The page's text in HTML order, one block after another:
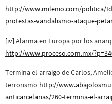
http://www.milenio.com/politica/
protestas-vandalismo-ataque-
[iv] Alarma en Europa por los
http://www.proceso.com.mx/
Termina el arraigo de Carlos,
terrorismo http://
anticarcelarias/260-termina-el-